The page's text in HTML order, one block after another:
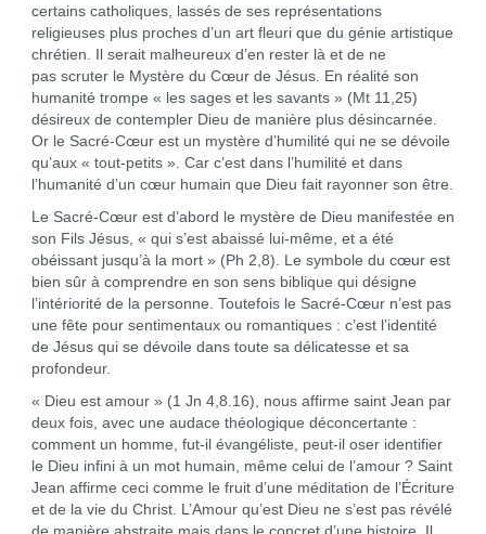
certains catholiques, lassés de ses représentations
religieuses plus proches d’un art fleuri que du génie artistique
chrétien. Il serait malheureux d’en rester là et de ne
pas scruter le Mystère du Cœur de Jésus. En réalité son
humanité trompe « les sages et les savants » (Mt 11,25)
désireux de contempler Dieu de manière plus désincarnée.
Or le Sacré-Cœur est un mystère d’humilité qui ne se dévoile
qu’aux « tout-petits ». Car c’est dans l’humilité et dans
l’humanité d’un cœur humain que Dieu fait rayonner son être.
Le Sacré-Cœur est d’abord le mystère de Dieu manifestée en
son Fils Jésus, « qui s’est abaissé lui-même, et a été
obéissant jusqu’à la mort » (Ph 2,8). Le symbole du cœur est
bien sûr à comprendre en son sens biblique qui désigne
l’intériorité de la personne. Toutefois le Sacré-Cœur n’est pas
une fête pour sentimentaux ou romantiques : c’est l’identité
de Jésus qui se dévoile dans toute sa délicatesse et sa
profondeur.
« Dieu est amour » (1 Jn 4,8.16), nous affirme saint Jean par
deux fois, avec une audace théologique déconcertante :
comment un homme, fut-il évangéliste, peut-il oser identifier
le Dieu infini à un mot humain, même celui de l’amour ? Saint
Jean affirme ceci comme le fruit d’une méditation de l’Écriture
et de la vie du Christ. L’Amour qu’est Dieu ne s’est pas révélé